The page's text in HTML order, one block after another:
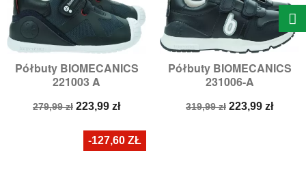
Półbuty BIOMECANICS
221003 A
Cena
279,99 zł Cena
223,99 zł
Półbuty BIOMECANICS
231006-A
Cena
319,99 zł Cena
223,99 zł
-127,60 ZŁ